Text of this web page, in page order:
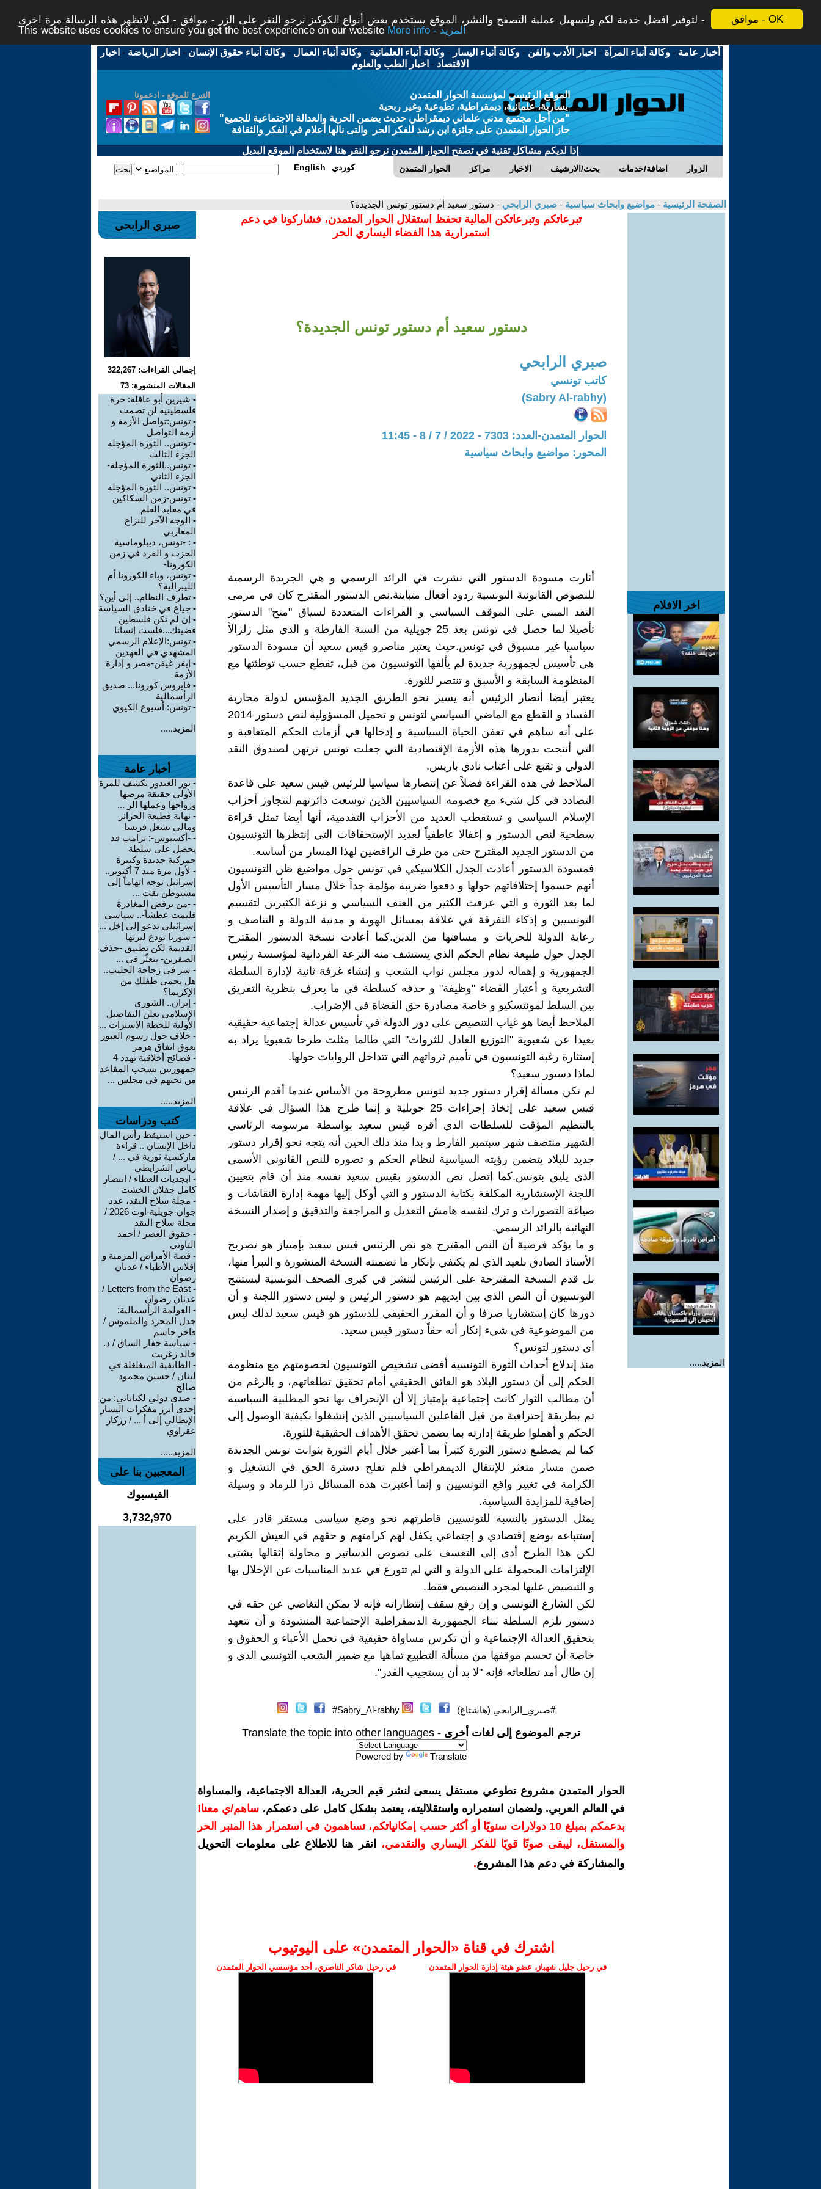
موافق - OK
لتوفير افضل خدمة لكم ولتسهيل عملية التصفح والنشر، الموقع يستخدم بعض أنواع الكوكيز نرجو النقر على الزر - موافق - لكي لاتظهر هذه الرسالة مرة اخرى -
This website uses cookies to ensure you get the best experience on our website
More info - المزيد
أخبار عامة -وكالة أنباء المرأة - اخبار الأدب والفن -وكالة أنباء اليسار -وكالة أنباء العلمانية -وكالة أنباء العمال -وكالة أنباء حقوق الإنسان - اخبار الرياضة - اخبار
الاقتصاد - اخبار الطب والعلوم
التبرع للموقع - ادعمونا
الموقع الرئيسي لمؤسسة الحوار المتمدن
يسارية، علمانية، ديمقراطية، تطوعية وغير ربحية
"من أجل مجتمع مدني علماني ديمقراطي حديث يضمن الحرية والعدالة الاجتماعية للجميع"
حاز الحوار المتمدن على جائزة ابن رشد للفكر الحر والتى نالها أعلام في الفكر والثقافة
إذا لديكم مشاكل تقنية في تصفح الحوار المتمدن نرجو النقر هنا لاستخدام الموقع البديل
الحوار المتمدن مراكز الاخبار بحث/الارشيف اضافة/خدمات الزوار English كوردي
الصفحة الرئيسية - مواضيع وابحاث سياسية - صبري الرابحي - دستور سعيد أم دستور تونس الجديدة؟
اخر الافلام
المزيد.....
تبرعاتكم وتبرعاتكن المالية تحفظ استقلال الحوار المتمدن، فشاركونا في دعم
استمرارية هذا الفضاء اليساري الحر
دستور سعيد أم دستور تونس الجديدة؟
صبري الرابحي
كاتب تونسي
(Sabry Al-rabhy)
الحوار المتمدن-العدد: 7303 - 2022 / 7 / 8 - 11:45
المحور: مواضيع وابحاث سياسية
أثارت مسودة الدستور التي نشرت في الرائد الرسمي و هي الجريدة الرسمية
للنصوص القانونية التونسية ردود أفعال متباينة.نص الدستور المقترح كان في مرمى
النقد المبني على الموقف السياسي و القراءات المتعددة لسياق "منح" الدستور
تأصيلا لما حصل في تونس بعد 25 جويلية من السنة الفارطة و الذي مثل زلزالاً
سياسيا غير مسبوق في تونس.حيث يعتبر مناصرو قيس سعيد أن مسودة الدستور
هي تأسيس لجمهورية جديدة لم يألفها التونسيون من قبل، تقطع حسب توطئتها مع
المنظومة السابقة و الأسبق و تنتصر للثورة.
يعتبر أيضا أنصار الرئيس أنه يسير نحو الطريق الجديد المؤسس لدولة محاربة
الفساد و القطع مع الماضي السياسي لتونس و تحميل المسؤولية لنص دستور 2014
على أنه ساهم في تعفن الحياة السياسية و إدخالها في أزمات الحكم المتعاقبة و
التي أنتجت بدورها هذه الأزمة الإقتصادية التي جعلت تونس ترتهن لصندوق النقد
الدولي و تقبع على أعتاب نادي باريس.
الملاحظ في هذه القراءة فضلاً عن إنتصارها سياسيا للرئيس قيس سعيد على قاعدة
التضادد في كل شيء مع خصومه السياسيين الذين توسعت دائرتهم لتتجاوز أحزاب
الإسلام السياسي و تستقطب العديد من الأحزاب التقدمية، أنها أيضا تمثل قراءة
سطحية لنص الدستور و إغفالا عاطفياً لعديد الإستحقاقات التي إنتظرها التونسيون
من الدستور الجديد المقترح حتى من طرف الرافضين لهذا المسار من أساسه.
فمسودة الدستور أعادت الجدل الكلاسيكي في تونس حول مواضيع ظن التونسيون
أنهم حسموا إختلافاتهم حولها و دفعوا ضريبة مؤلمة جداً خلال مسار التأسيس الأول
لما بعد الثورة و التي عرفت الكثير من العنف السياسي و نزعة الكثيرين لتقسيم
التونسيين و إذكاء التفرقة في علاقة بمسائل الهوية و مدنية الدولة و التناصف و
رعاية الدولة للحريات و مسافتها من الدين.كما أعادت نسخة الدستور المقترح
الجدل حول طبيعة نظام الحكم الذي يستشف منه النزعة الفردانية لمؤسسة رئيس
الجمهورية و إهماله لدور مجلس نواب الشعب و إنشاء غرفة ثانية لإدارة السلطة
التشريعية و أعتبار القضاء "وظيفة" و حذفه كسلطة في ما يعرف بنظرية التفريق
بين السلط لمونتسكيو و خاصة مصادرة حق القضاة في الإضراب.
الملاحظ أيضا هو غياب التنصيص على دور الدولة في تأسيس عدالة إجتماعية حقيقية
بعيدا عن شعبوية "التوزيع العادل للثروات" التي طالما مثلت طرحا شعبويا يراد به
إستثارة رغبة التونسيون في تأميم ثرواتهم التي تتداخل الروايات حولها.
لماذا دستور سعيد؟
لم تكن مسألة إقرار دستور جديد لتونس مطروحة من الأساس عندما أقدم الرئيس
قيس سعيد على إتخاذ إجراءات 25 جويلية و إنما طرح هذا السؤال في علاقة
بالتنظيم المؤقت للسلطات الذي أقره قيس سعيد بواسطة مرسومه الرئاسي
الشهير منتصف شهر سبتمبر الفارط و بدا منذ ذلك الحين أنه يتجه نحو إقرار دستور
جديد للبلاد يتضمن رؤيته السياسية لنظام الحكم و تصوره للنص القانوني الأسمى
الذي يليق بتونس.كما إتصل نص الدستور بقيس سعيد نفسه منذ أن قام بتعيين
اللجنة الإستشارية المكلفة بكتابة الدستور و التي أوكل إليها مهمة إدارة النقاشات و
صياغة التصورات و ترك لنفسه هامش التعديل و المراجعة والتدقيق و إصدار النسخة
النهائية بالرائد الرسمي.
و ما يؤكد فرضية أن النص المقترح هو نص الرئيس قيس سعيد بإمتياز هو تصريح
الأستاذ الصادق بلعيد الذي لم يكتفي بإنكار ما تضمنته النسخة المنشورة و التبرأ منها،
بل قدم النسخة المقترحة على الرئيس لتنشر في كبرى الصحف التونسية ليستنتج
التونسيون أن النص الذي بين ايديهم هو دستور الرئيس و ليس دستور اللجنة و أن
دورها كان إستشاريا صرفا و أن المقرر الحقيقي للدستور هو قيس سعيد لذلك ليس
من الموضوعية في شيء إنكار أنه حقاً دستور قيس سعيد.
أي دستور لتونس؟
منذ إندلاع أحداث الثورة التونسية أفضى تشخيص التونسيون لخصومتهم مع منظومة
الحكم إلى أن دستور البلاد هو العائق الحقيقي أمام تحقيق تطلعاتهم، و بالرغم من
أن مطالب الثوار كانت إجتماعية بإمتياز إلا أن الإنحراف بها نحو المطلبية السياسية
تم بطريقة إحترافية من قبل الفاعلين السياسيين الذين إنشغلوا بكيفية الوصول إلى
الحكم و أهملوا طريقة إدارته بما يضمن تحقق الأهداف الحقيقية للثورة.
كما لم يصطبغ دستور الثورة كثيراً بما أعتبر خلال أيام الثورة بثوابت تونس الجديدة
ضمن مسار متعثر للإنتقال الديمقراطي فلم تفلح دسترة الحق في التشغيل و
الكرامة في تغيير واقع التونسيين و إنما أعتبرت هذه المسائل ذرا للرماد و وسيلة
إضافية للمزايدة السياسية.
يمثل الدستور بالنسبة للتونسيين قاطرتهم نحو وضع سياسي مستقر قادر على
إستتباعه بوضع إقتصادي و إجتماعي يكفل لهم كرامتهم و حقهم في العيش الكريم
لكن هذا الطرح أدى إلى التعسف على نصوص الدساتير و محاولة إثقالها بشتى
الإلتزامات المحمولة على الدولة و التي لم تتورع في عديد المناسبات عن الإخلال بها
و التنصيص عليها لمجرد التنصيص فقط.
لكن الشارع التونسي و إن رفع سقف إنتظاراته فإنه لا يمكن التغاضي عن حقه في
دستور يلزم السلطة ببناء الجمهورية الديمقراطية الإجتماعية المنشودة و أن تتعهد
بتحقيق العدالة الإجتماعية و أن تكرس مساواة حقيقية في تحمل الأعباء و الحقوق و
خاصة أن تحسم موقفها من مسألة التطبيع تماهيا مع ضمير الشعب التونسي الذي و
إن طال أمد تطلعاته فإنه "لا بد أن يستجيب القدر".
#صبري_الرابحي (هاشتاغ) Sabry_Al-rabhy#
ترجم الموضوع إلى لغات أخرى - Translate the topic into other languages
Powered by Translate
الحوار المتمدن مشروع تطوعي مستقل يسعى لنشر قيم الحرية، العدالة الاجتماعية، والمساواة
في العالم العربي. ولضمان استمراره واستقلاليته، يعتمد بشكل كامل على دعمكم. ساهم/ي معنا!
بدعمكم بمبلغ 10 دولارات سنويًا أو أكثر حسب إمكانياتكم، تساهمون في استمرار هذا المنبر الحر
والمستقل، ليبقى صوتًا قويًا للفكر اليساري والتقدمي،
انقر هنا للاطلاع على معلومات التحويل
والمشاركة في دعم هذا المشروع.
اشترك في قناة ‫«الحوار المتمدن» على اليوتيوب
في رحيل جليل شهباز، عضو هيئة إدارة الحوار المتمدن في رحيل شاكر الناصري، أحد مؤسسي الحوار المتمدن
صبري الرابحي
إجمالي القراءات: 322,267
المقالات المنشورة: 73
- شيرين أبو عاقلة: حرة
فلسطينية لن تصمت
- تونس:تواصل الأزمة و
أزمة التواصل
- تونس.. الثورة المؤجلة
الجزء الثالث
- تونس..الثورة المؤجلة-
الجزء الثاني
- تونس.. الثورة المؤجلة
- تونس-زمن السكاكين
في معابد العلم
- الوجه الآخر للنزاع
المغاربي
- : -تونس، ديبلوماسية
الحزب و الفرد في زمن
الكورونا-
- تونس، وباء الكورونا أم
الليبرالية؟
- تطرف النظام.. إلى أين؟
- جياع في خنادق السياسة
- إن لم تكن فلسطين
قضيتك...فلست إنسانا
- تونس:الإعلام الرسمي
المشهدي في العهدين
- إيفر غيفن-مصر و إدارة
الأزمة
- فايروس كورونا... صديق
الرأسمالية
- تونس: أسبوع الكيوي
المزيد.....
أخبار عامة
- نور الغندور تكشف للمرة
الأولى حقيقة مرضها
وزواجها وعملها الر ...
- نهاية قطيعة الجزائر
ومالي تشغل فرنسا
- -أكسيوس-: ترامب قد
يحصل على سلطة
جمركية جديدة وكبيرة
-
لأول مرة منذ 7 أكتوبر..
إسرائيل توجه اتهاماً إلى
مستوطن بقت ...
- -من يرفض المغادرة
فليمت عطشاً-.. سياسي
إسرائيلي يدعو إلى إخل ...
- سوريا تودع ليرتها
القديمة لكن تطبيق -حذف
الصفرين- يتعثّر في ...
- سر في زجاجة الحليب..
هل يحمي طفلك من
الإكزيما؟
- إيران.. الشورى
الإسلامي يعلن التفاصيل
الأولية للخطة الاسترات ...
- خلاف حول رسوم العبور
يعوق اتفاق هرمز
-
فضائح أخلاقية تهدد 4
جمهوريين بسحب المقاعد
من تحتهم في مجلس ...
المزيد.....
كتب ودراسات
- حين استيقظ رأس المال
داخل الإنسان .. قراءة
ماركسية ثورية في ... /
رياض الشرايطي
- ابجديات العطاء / انتصار
كامل جفلان الخشت
- مجلة سلاح النقد، عدد
جوان-جويلية-اوت 2026 /
مجلة سلاح النقد
- حقوق العصر / أحمد
التاوتي
- قصة الأمراض المزمنة و
إفلاس الأطباء / عدنان
رضوان
-
Letters from the East /
عدنان رضوان
- العولمة الرأسمالية:
جدل المجرد والملموس /
فاخر جاسم
- سياسة حفار الساق / د.
خالد زغريت
- الطائفية المتغلغلة في
لبنان / حسين محمود
صالح
- صدى دولي لكتاباتي: من
إحدى أبرز مفكرات اليسار
الإيطالي إلى أ ... / رزكار
عقراوي
المزيد.....
المعجبين بنا على
الفيسبوك
3,732,970